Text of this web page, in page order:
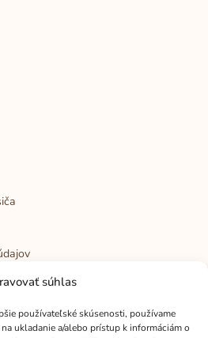
súhlas
používateľské skúsenosti, používame
ukladanie a/alebo prístup k informáciám o